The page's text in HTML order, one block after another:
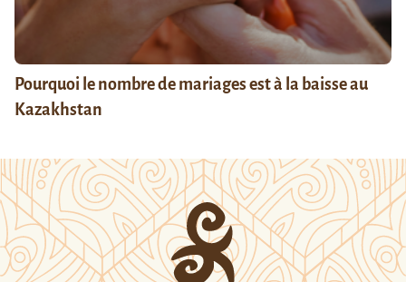
Pourquoi le nombre de mariages est à la baisse au
Kazakhstan